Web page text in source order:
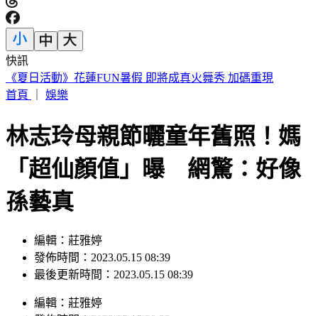
快訊
廖峻中風父親節曝近況！前妻餵食照顧 兒曬合照：不計前嫌
的真愛
林志玲母親節曬童年舊照！媽
「超仙顏值」曝 網驚：好像
孫藝真
編輯：莊雅婷
發佈時間：2023.05.15 08:39